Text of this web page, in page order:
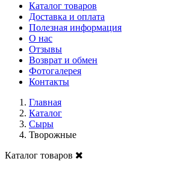
Каталог товаров
Доставка и оплата
Полезная информация
О нас
Отзывы
Возврат и обмен
Фотогалерея
Контакты
Главная
Каталог
Сыры
Творожные
Каталог товаров